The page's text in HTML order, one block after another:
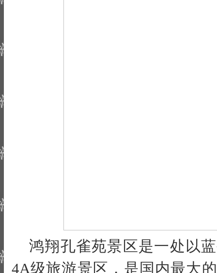
鸿翔孔雀苑景区是一处以
4A级旅游景区，是国内最大